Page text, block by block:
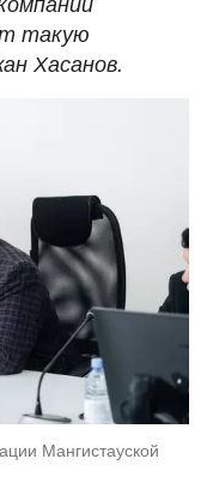
такую
Хасанов.
Мангистауской